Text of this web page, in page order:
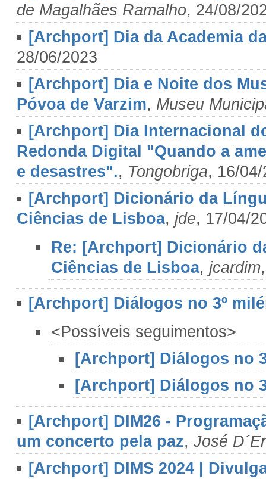
de Magalhães Ramalho, 24/08/
[Archport] Dia da Academia
28/06/2023
[Archport] Dia e Noite dos
Póvoa de Varzim, Museu
[Archport] Dia Internacional
Redonda Digital "Quando a
e desastres"., Tongobriga, 16/
[Archport] Dicionário da
Ciências de Lisboa, jde, 17/04/
Re: [Archport] Dicionário
Ciências de Lisboa, jcardim
[Archport] Diálogos no 3º
<Possíveis seguimentos>
[Archport] Diálogos no
[Archport] Diálogos no
[Archport] DIM26 -
um concerto pela paz, José
[Archport] DIMS 2024 |